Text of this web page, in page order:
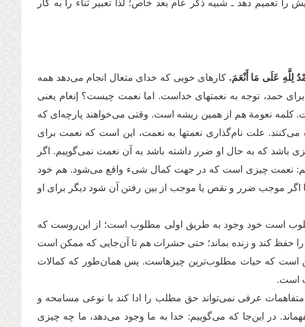
تعمیم دهد ـ شبیه ذکر عام بعد خاص؛ لذا تعبیر ثناء را به کار
لِلَّهِ عَلَى مَا أَنْعَمَ. کارهای خوبی که خدای متعال انجام می‌دهد همه
حمد، توجه به نعمتهای خداست. اما نعمت چیست؟ إنعام یعنی
نعومة هم از همین ریشه است. وقتی می‌خواهند پارچه‌ای که
علت نام‌گذاری نعمتها به نعمت، این است که نعمت برای
باشد که به حال او ضرر داشته باشد به آن نعمت نمی‌گوییم. اگر
نعمت چیزی است که در جهت کمال شیء واقع می‌شود. هم خود
موجب ضرر و نقص یا موجب از بین رفتن آن شود دیگر برای او
است خود وجود به طریق اولی مطلوب است؛ از این‌روست که
حفظ کند و زنده بماند؛ حتی حشرات هم تا آن‌جایی که ممکن است
است که حیات مطلوب‌ترین چیزهاست. پس همان‌طور که کمالات
است.
عرفی نمی‌تواند حق مطلب را ادا کند با نوعی مسامحه و
در این‌جا که می‌گوییم: خدا به ما وجود می‌دهد، ما چه چیزی